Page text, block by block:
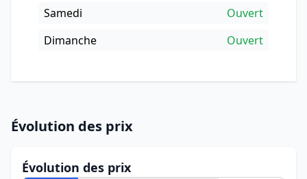
Samedi
Ouvert
Dimanche
Ouvert
Évolution des prix
Évolution des prix